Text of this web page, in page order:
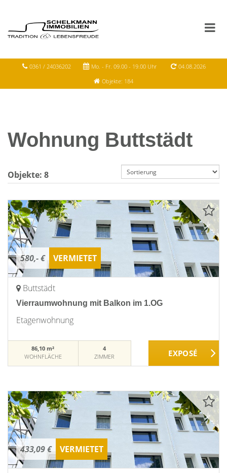
0361 / 24036202 Mo. - Fr. 09.00 - 19.00 Uhr
04.08.2026
Objekte: 184
Wohnung Buttstädt
Objekte: 8
580,- € VERMIETET
Buttstädt
Vierraumwohnung mit Balkon im 1.OG
Etagenwohnung
86,10 m²
WOHNFLÄCHE
4
ZIMMER
433,09 € VERMIETET